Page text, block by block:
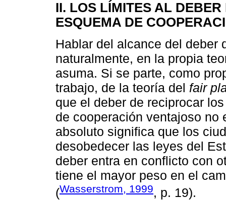
II. LOS LÍMITES AL
ESQUEMA DE
Hablar del alcance del deber
naturalmente, en la propia
asuma. Si se parte, como
trabajo, de la teoría del fair
que el deber de reciprocar
de cooperación ventajoso no
absoluto significa que los
desobedecer las leyes del
deber entra en conflicto con
tiene el mayor peso en el
(Wasserstrom, 1999, p. 19).